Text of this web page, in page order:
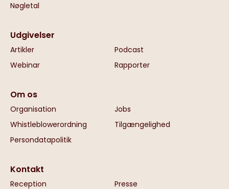
Nøgletal
Udgivelser
Artikler
Podcast
Webinar
Rapporter
Om os
Organisation
Jobs
Whistleblowerordning
Tilgængelighed
Persondatapolitik
Kontakt
Reception Presse